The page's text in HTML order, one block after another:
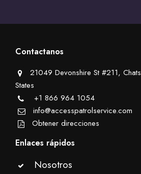
Contactanos
21049 Devonshire St #211,
States
+1 866 964 1054
info@accesspatrolservice.com
Obtener direcciones
Enlaces rápidos
Nosotros